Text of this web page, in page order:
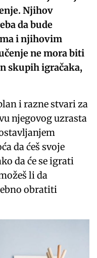
Njihov
da bude
i njihovim
ne mora biti
skupih igračaka,
i razne stvari za
njegovog uzrasta
da ćeš svoje
da će se igrati
li da
obratiti